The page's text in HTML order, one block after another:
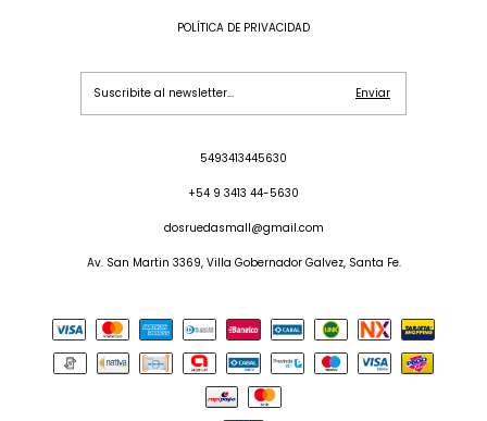
POLÍTICA DE PRIVACIDAD
5493413445630
+54 9 3413 44-5630
dosruedasmall@gmail.com
Av. San Martin 3369, Villa Gobernador Galvez, Santa Fe.